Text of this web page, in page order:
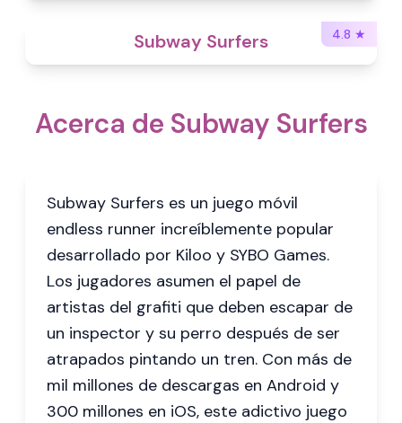
4.8 ★
Subway Surfers
Acerca de Subway Surfers
Subway Surfers es un juego móvil
endless runner increíblemente popular
desarrollado por Kiloo y SYBO Games.
Los jugadores asumen el papel de
artistas del grafiti que deben escapar de
un inspector y su perro después de ser
atrapados pintando un tren. Con más de
mil millones de descargas en Android y
300 millones en iOS, este adictivo juego